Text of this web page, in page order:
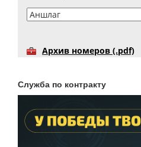
Архив номеров (.pdf)
Служба по контракту